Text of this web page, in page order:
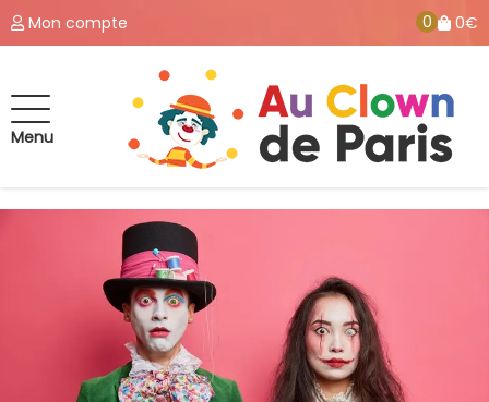
Mon compte 0 0€
Menu